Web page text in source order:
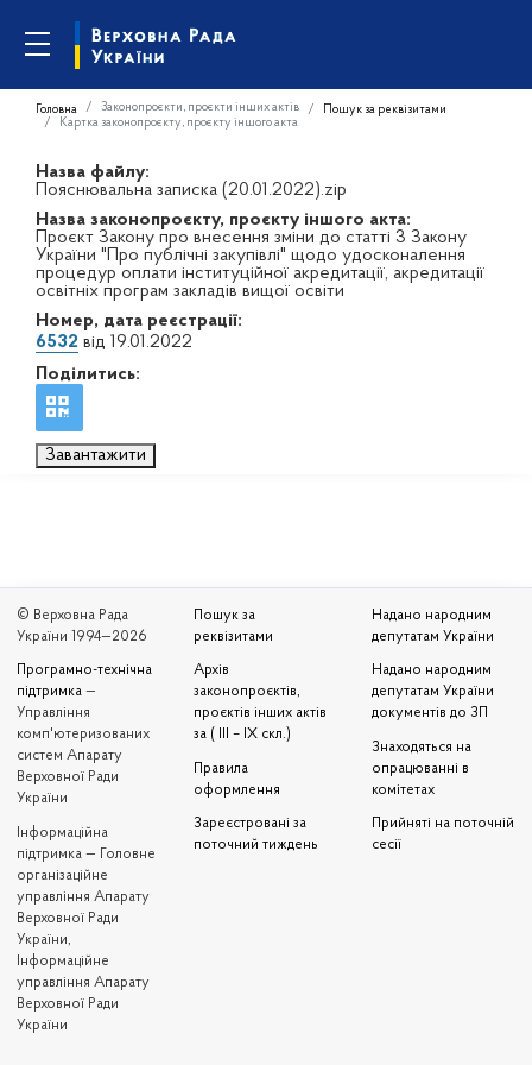
Головна Законопроєкти, проєкти інших актів
Пошук за реквізитами
Картка законопроєкту, проєкту іншого акта
Назва файлу:
Пояснювальна записка (20.01.2022).zip
Назва законопроєкту, проєкту іншого акта:
Проєкт Закону про внесення зміни до статті 3 Закону
України "Про публічні закупівлі" щодо удосконалення
процедур оплати інституційної акредитації, акредитації
освітніх програм закладів вищої освіти
Номер, дата реєстрації:
6532 від 19.01.2022
Поділитись:
Завантажити
© Верховна Рада
України 1994—2026
Програмно-технічна
підтримка —
Управління
комп'ютеризованих
систем Апарату
Верховної Ради
України
Iнформаційна
підтримка — Головне
організаційне
управління Апарату
Верховної Ради
України,
Інформаційне
управління Апарату
Верховної Ради
України
Пошук за
реквізитами
Архів
законопроєктів,
проєктів інших актів
за ( III – IX скл.)
Правила
оформлення
Зареєстровані за
поточний тиждень
Надано народним
депутатам України
Надано народним
депутатам України
документів до ЗП
Знаходяться на
опрацюванні в
комітетах
Прийняті на поточній
сесії